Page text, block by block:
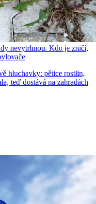
nevytrhnou. Kdo je zničí,
hluchavky: pětice rostlin,
teď dostává na zahradách